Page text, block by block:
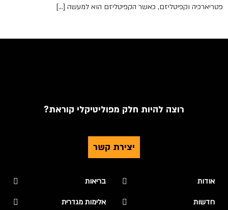
פטריארכיה וקפיטליזם, כאשר הקפיטליזם הוא למעשה […]
רוצה להיות חלק מפוליטיקלי קוראת?
יצירת קשר
אודות
חדשות
בריאות
אלימות מגדרית